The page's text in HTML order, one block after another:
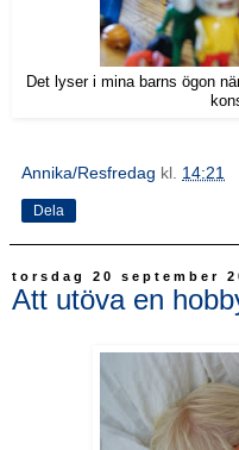
Det lyser i mina barns ögon
Annika/Resfredag kl. 14:21
Dela
torsdag 20 september
Att utöva en